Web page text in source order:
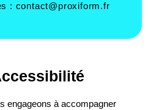
: contact@proxiform.fr
engageons à accompagner